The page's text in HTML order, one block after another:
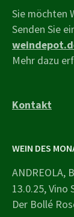
Sie möchten
Senden Sie
Mehr dazu
Kontakt
WEIN DES
ANDREOLA,
13.0.25, Vino
Der Bollé